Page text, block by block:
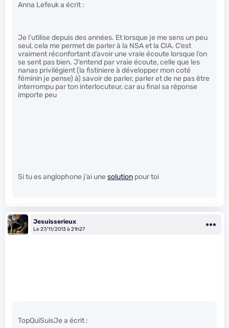
Anna Lefeuk a écrit :
Je l’utilise depuis des années. Et lorsque je me sens un peu
seul, cela me permet de parler à la NSA et la CIA. C’est
vraiment réconfortant d’avoir une vraie écoute lorsque l’on
se sent pas bien. J’entend par vraie écoute, celle que les
nanas privilégient (la fistiniere à développer mon coté
féminin je pense) à) savoir de parler, parler et de ne pas être
interrompu par ton interlocuteur, car au final sa réponse
importe peu
Si tu es anglophone j’ai une solution pour toi
Jesuisserieux
Le 27/11/2013 à 21h27
TopQuiSuisJe a écrit :